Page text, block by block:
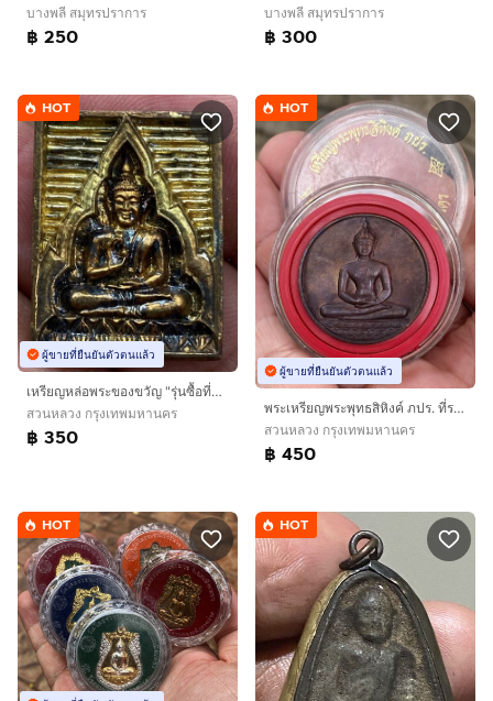
บางพลี สมุทรปราการ
฿ 250
บางพลี สมุทรปราการ
฿ 300
HOT
ผู้ขายที่ยืนยันตัวตนแล้ว
เหรียญหล่อพระของขวัญ "รุ่นซื้อที่ดินถวาย" วัดปากน้ำ ภาษีเจริญ ปี ๒๕๓๔ (เนื้อทองผสมกะไหล่ทอง สวยเดิมพร้อมกล่อง)
สวนหลวง กรุงเทพมหานคร
฿ 350
HOT
ผู้ขายที่ยืนยันตัวตนแล้ว
พระเหรียญพระพุทธสิหิงค์ ภปร. ที่ระลึกฉลอง 700 ปี ลายสือไทย ปี 2526 หลวงพ่อเกษม เขมโก ร่วมปลุกเสก
สวนหลวง กรุงเทพมหานคร
฿ 450
HOT HOT